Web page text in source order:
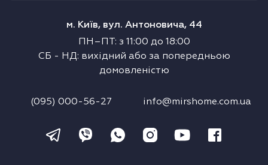
м. Київ, вул. Антоновича, 44
ПН–ПТ : з 11:00 до 18:00
СБ - НД: вихідний або за попередньою
домовленістю
info@mirshome.com.ua
(095) 000-56-27